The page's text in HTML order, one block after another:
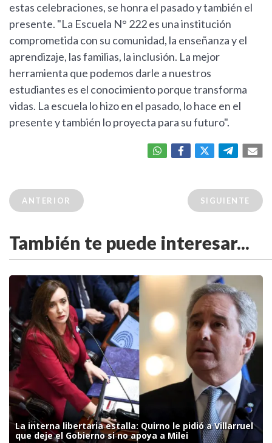
estas celebraciones, se honra el pasado y también el
presente. "La Escuela N° 222 es una institución
comprometida con su comunidad, la enseñanza y el
aprendizaje, las familias, la inclusión. La mejor
herramienta que podemos darle a nuestros
estudiantes es el conocimiento porque transforma
vidas. La escuela lo hizo en el pasado, lo hace en el
presente y también lo proyecta para su futuro".
ANTERIOR SIGUIENTE
También te puede interesar...
La interna libertaria estalla: Quirno le pidió a Villarruel
que deje el Gobierno si no apoya a Milei